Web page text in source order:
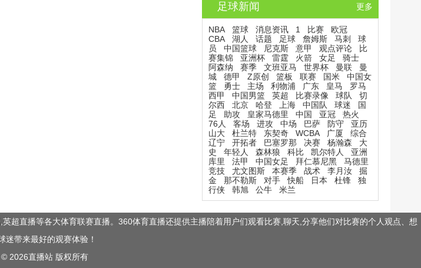
足球新闻 更多
NBA 篮球 消息资讯 1 比赛
欧冠
CBA
湖人 话题 足球 詹姆斯 马刺
球
员
中国篮球 尼克斯 意甲 观点评论
比
赛集锦
亚洲杯 雷霆 火箭 女足
骑士
阿森纳
赛季 文班亚马 世界杯 曼联
曼
城
德甲 Z原创 篮板 联赛 国米
中国女
篮
勇士 主场 利物浦 广东 皇马
罗马
西甲
中国男篮 英超 比赛录像 球队
切
尔西
北京 哈登 上海 中国队 球迷
国
足
助攻 皇家马德里 中国 亚冠
热火
76人
客场 进攻 中场 巴萨 防守
亚历
山大
杜兰特 东契奇 WCBA 广厦
综合
辽宁
开拓者 巴塞罗那 决赛 杨瀚森
大
史
年轻人 森林狼 科比 凯尔特人
亚洲
库里
法甲 中国女足 拜仁慕尼黑
马德里
竞技
尤文图斯 本赛季 战术 李月汝
掘
金
那不勒斯 对手 快船 日本 杜锋
独
行侠
韩旭 公牛 米兰
超直播等各大体育联赛直播。360体育直播还提供主播陪着用户们观看比赛,聊天,分享他们对比赛的个人观点、想
迷带来最好的观赛体验！
2026直播站 版权所有